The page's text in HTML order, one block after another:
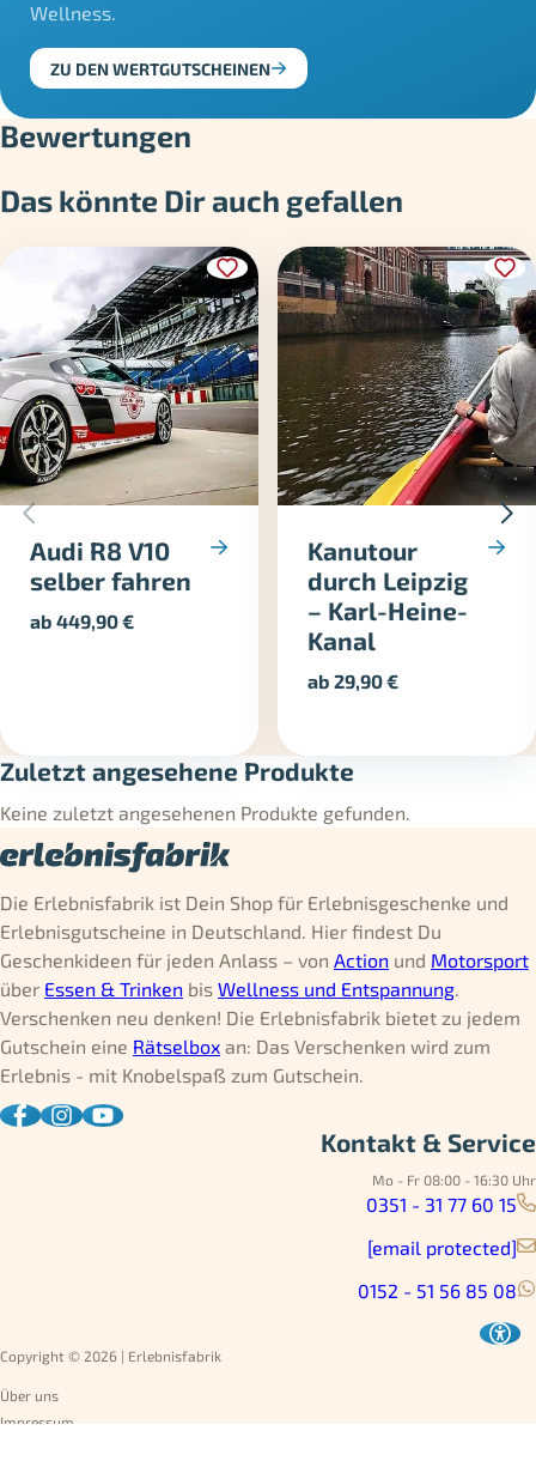
Wellness.
ZU DEN WERTGUTSCHEINEN
Bewertungen
Das könnte Dir auch gefallen
Audi R8 V10
selber fahren
ab449,90€
Kanutour
durch Leipzig
– Karl-Heine-
Kanal
ab29,90€
Zuletzt angesehene Produkte
Keine zuletzt angesehenen Produkte gefunden.
Die Erlebnisfabrik ist Dein Shop für Erlebnisgeschenke und
Erlebnisgutscheine in Deutschland. Hier findest Du
Geschenkideen für jeden Anlass – von Action und Motorsport
über Essen & Trinken bis Wellness und Entspannung
Verschenken neu denken! Die Erlebnisfabrik bietet zu jedem
Gutschein eine Rätselbox an: Das Verschenken wird zum
Erlebnis - mit Knobelspaß zum Gutschein.
Kontakt & Service
Mo - Fr 08:00 - 16:30 Uhr
0351 - 31 77 60 15
[email protected]
0152 - 51 56 85 08
Copyright © 2026 | Erlebnisfabrik
Über uns
Impressum